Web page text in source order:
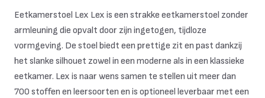
Eetkamerstoel Lex Lex is een strakke eetkamerstoel zonder
armleuning die opvalt door zijn ingetogen, tijdloze
vormgeving. De stoel biedt een prettige zit en past dankzij
het slanke silhouet zowel in een moderne als in een klassieke
eetkamer. Lex is naar wens samen te stellen uit meer dan
700 stoffen en leersoorten en is optioneel leverbaar met een